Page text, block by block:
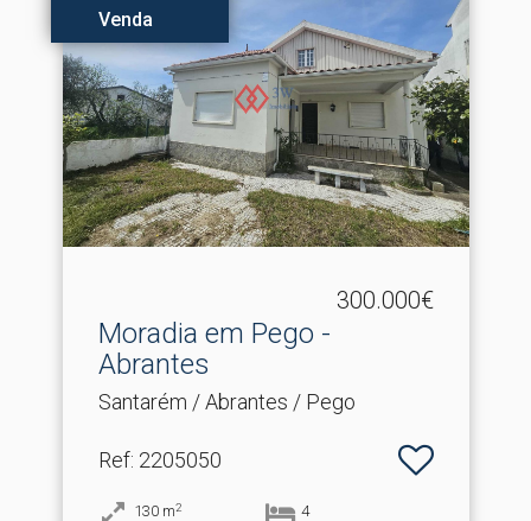
Venda
300.000€
Moradia em Pego -
Abrantes
Santarém / Abrantes / Pego
Ref: 2205050
130 m2 4